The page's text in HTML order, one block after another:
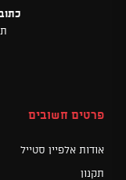
תד:
פרטים חשובים
אודות אלפיין סטייל
תקנון